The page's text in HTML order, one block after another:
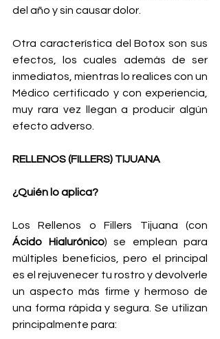
del año y sin causar dolor.
Otra característica del Botox son sus
efectos, los cuales además de ser
inmediatos, mientras lo realices con un
Médico certificado y con experiencia,
muy rara vez llegan a producir algún
efecto adverso.
RELLENOS (FILLERS) TIJUANA
¿Quién lo aplica?
Ácido Hialurónico) se emplean para
múltiples beneficios, pero el principal
es el rejuvenecer tu rostro y devolverle
un aspecto más firme y hermoso de
una forma rápida y segura. Se utilizan
principalmente para: